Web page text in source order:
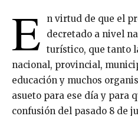
E
n virtud de que el
decretado a nivel
turístico, que tanto
nacional, provincial,
educación y muchos
asueto para ese día y para
confusión del pasado 8 de